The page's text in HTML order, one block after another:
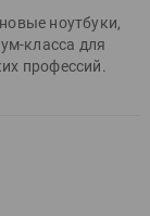
ноутбуки,
класса для
профессий.